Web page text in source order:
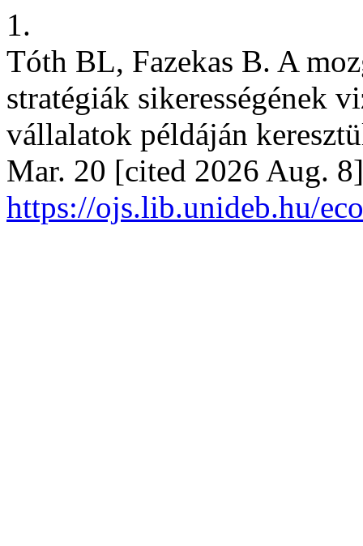
1.
Tóth BL, Fazekas B. A
stratégiák sikerességének
vállalatok példáján
Mar. 20 [cited 2026 Aug.
https://ojs.lib.unideb.hu/